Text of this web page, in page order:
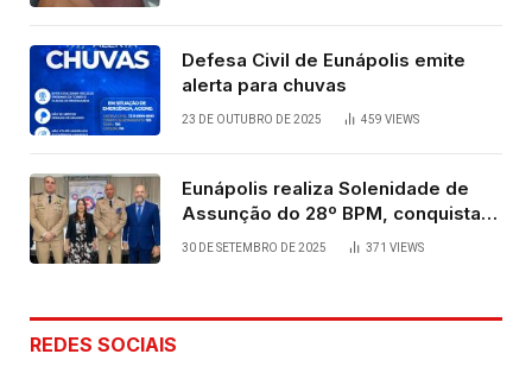
Defesa Civil de Eunápolis emite
alerta para chuvas
23 DE OUTUBRO DE 2025 459 VIEWS
Eunápolis realiza Solenidade de
Assunção do 28º BPM, conquista
viabilizada por articulação política
30 DE SETEMBRO DE 2025 371 VIEWS
REDES SOCIAIS